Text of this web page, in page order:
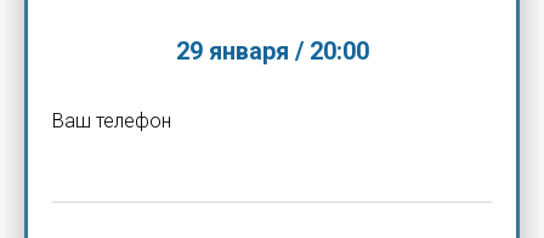
29 января / 20:00
Ваш телефон